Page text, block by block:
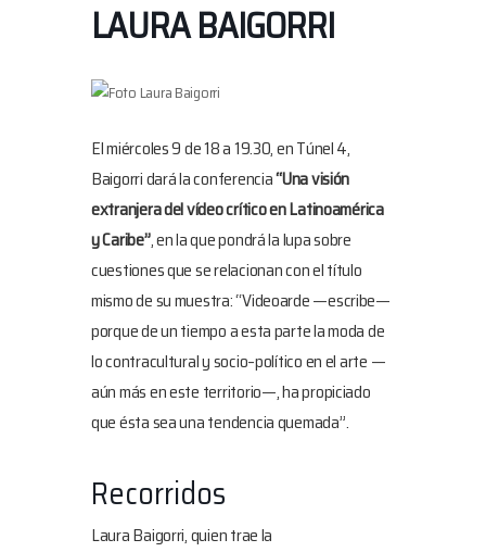
LAURA BAIGORRI
El miércoles 9 de 18 a 19.30, en Túnel 4,
Baigorri dará la conferencia“Una visión
extranjera del vídeo crítico en Latinoamérica
y Caribe”, en la que pondrá la lupa sobre
cuestiones que se relacionan con el título
mismo de su muestra: “Videoarde —escribe—
porque de un tiempo a esta parte la moda de
lo contracultural y socio–político en el arte —
aún más en este territorio—, ha propiciado
que ésta sea una tendencia quemada”.
Recorridos
Laura Baigorri, quien trae la